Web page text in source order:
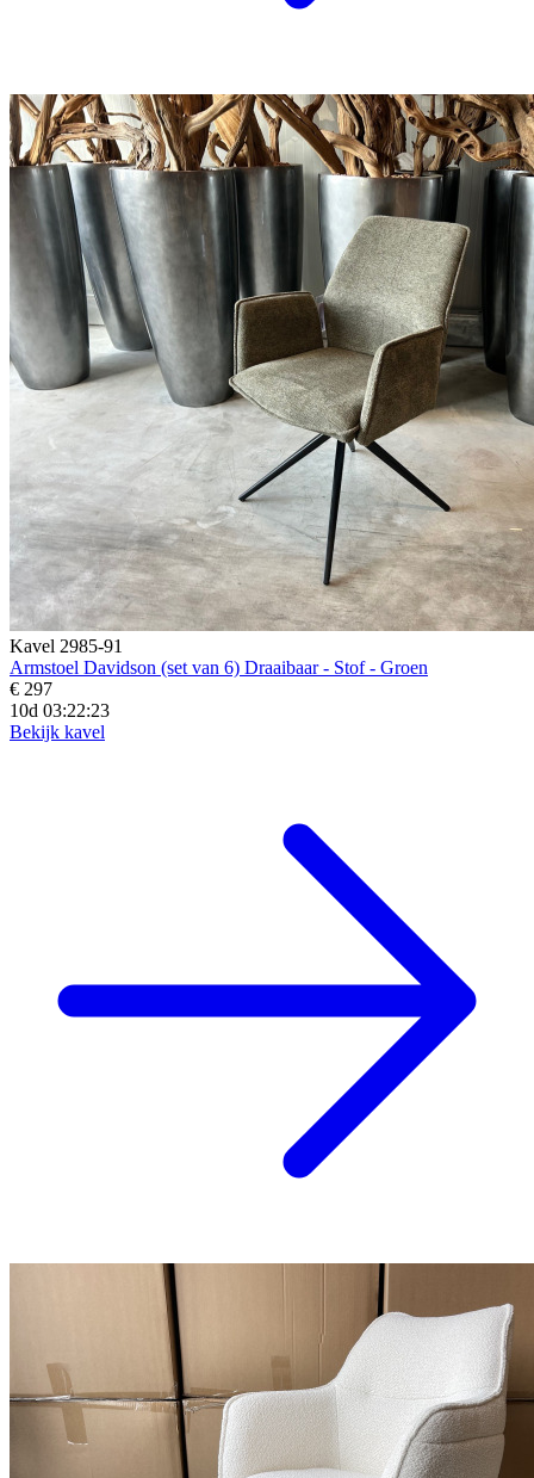
Kavel 2985-91
Armstoel Davidson (set van 6) Draaibaar - Stof - Groen
€ 297
10d 03:22:20
Bekijk kavel